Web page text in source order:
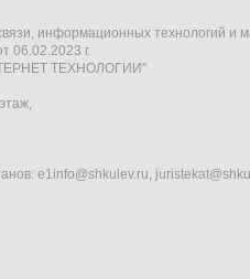
информационных технологий и
06.02.2023 г.
ТЕХНОЛОГИИ"
e1info@shkulev.ru,